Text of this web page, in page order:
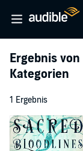
Ergebnis von
Kategorien
1 Ergebnis